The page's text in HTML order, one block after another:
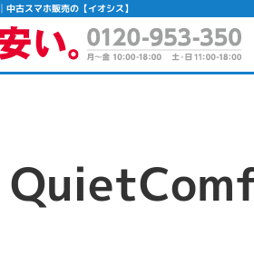
スマホ販売の【イオシス】
かんたんパソコ